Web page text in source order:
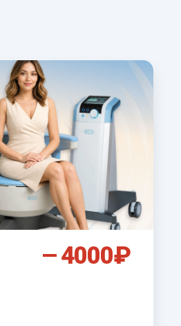
4000₽